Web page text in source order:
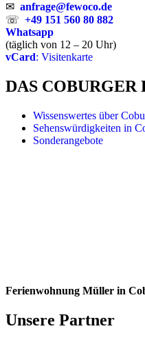
✉ anfrage@fewoco.de
☏ +49 151 560 80 882
Whatsapp
(täglich von 12 – 20 Uhr)
vCard: Visitenkarte
DAS COBURGER
Wissenswertes über
Sehenswürdigkeiten in
Sonderangebote
Ferienwohnung Müller in
Unsere Partner